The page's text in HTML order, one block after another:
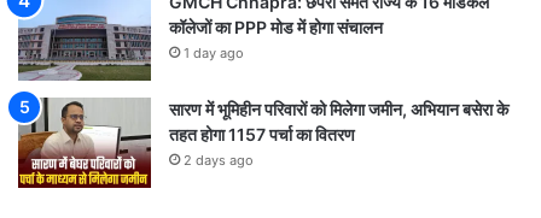
कॉलेजों का PPP मोड में होगा संचालन
1 day ago
सारण में भूमिहीन परिवारों को मिलेगा जमीन, अभियान बसेरा के
तहत होगा 1157 पर्चा का वितरण
2 days ago